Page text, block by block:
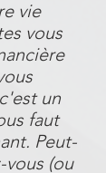
vie
vous
un
faut
Peut-
vous (ou